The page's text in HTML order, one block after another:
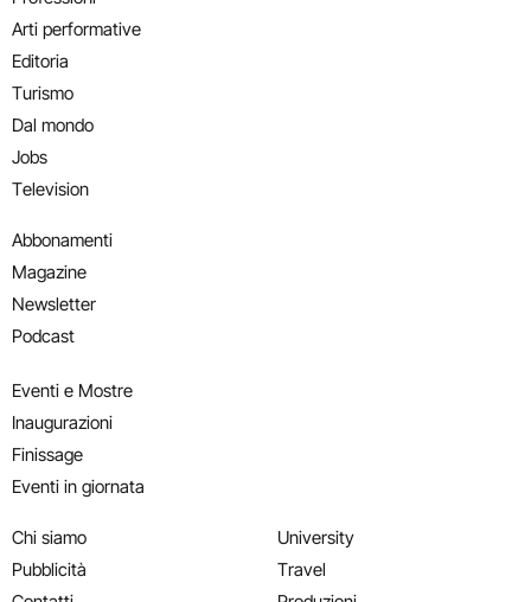
Arti performative
Editoria
Turismo
Dal mondo
Jobs
Television
Abbonamenti
Magazine
Newsletter
Podcast
Eventi e Mostre
Inaugurazioni
Finissage
Eventi in giornata
Chi siamo
Pubblicità
University
Travel